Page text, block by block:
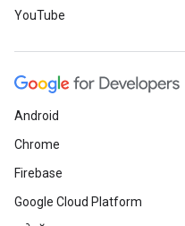
YouTube
Android
Chrome
Firebase
Google Cloud Platform